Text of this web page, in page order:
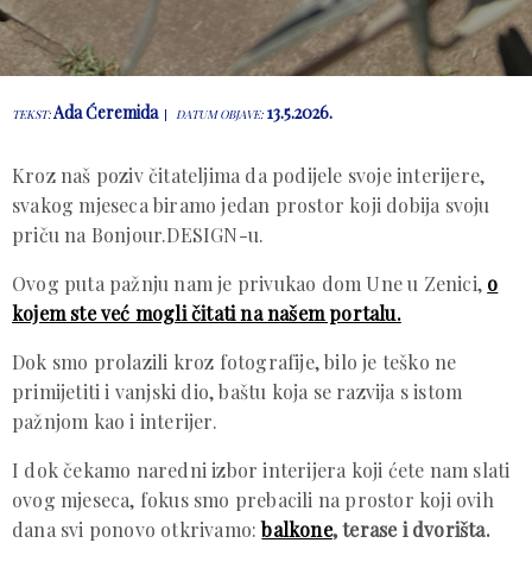
TEKST:Ada Ćeremida DATUM OBJAVE: 13.5.2026.
Kroz naš poziv čitateljima da podijele svoje interijere,
svakog mjeseca biramo jedan prostor koji dobija svoju
priču na Bonjour.DESIGN-u.
Ovog puta pažnju nam je privukao dom Une u Zenici, o
kojem ste već mogli čitati na našem portalu.
Dok smo prolazili kroz fotografije, bilo je teško ne
primijetiti i vanjski dio, baštu koja se razvija s istom
pažnjom kao i interijer.
I dok čekamo naredni izbor interijera koji ćete nam slati
ovog mjeseca, fokus smo prebacili na prostor koji ovih
dana svi ponovo otkrivamo:balkone, terase i dvorišta.